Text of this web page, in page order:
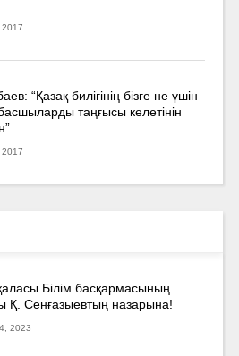
“Қазақ билігінің бізге не үшін
таңғысы келетінін
Білім басқармасының
Қ. Сенғазыевтың назарына!
2023